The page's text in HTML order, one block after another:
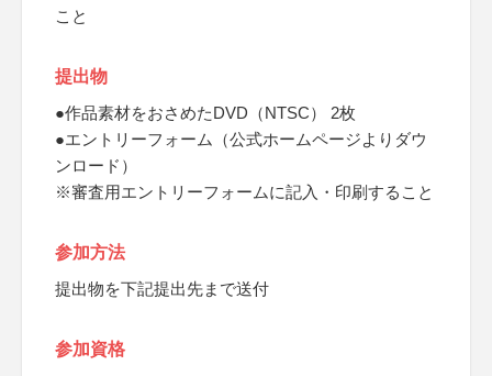
こと
提出物
●作品素材をおさめたDVD（NTSC） 2枚
●エントリーフォーム（公式ホームページよりダウ
ンロード）
※審査用エントリーフォームに記入・印刷すること
参加方法
提出物を下記提出先まで送付
参加資格